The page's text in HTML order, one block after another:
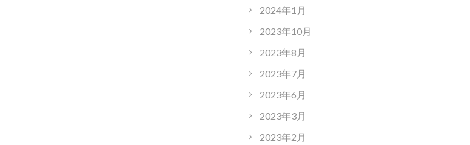
2024年1月
2023年10月
2023年8月
2023年7月
2023年6月
2023年3月
2023年2月